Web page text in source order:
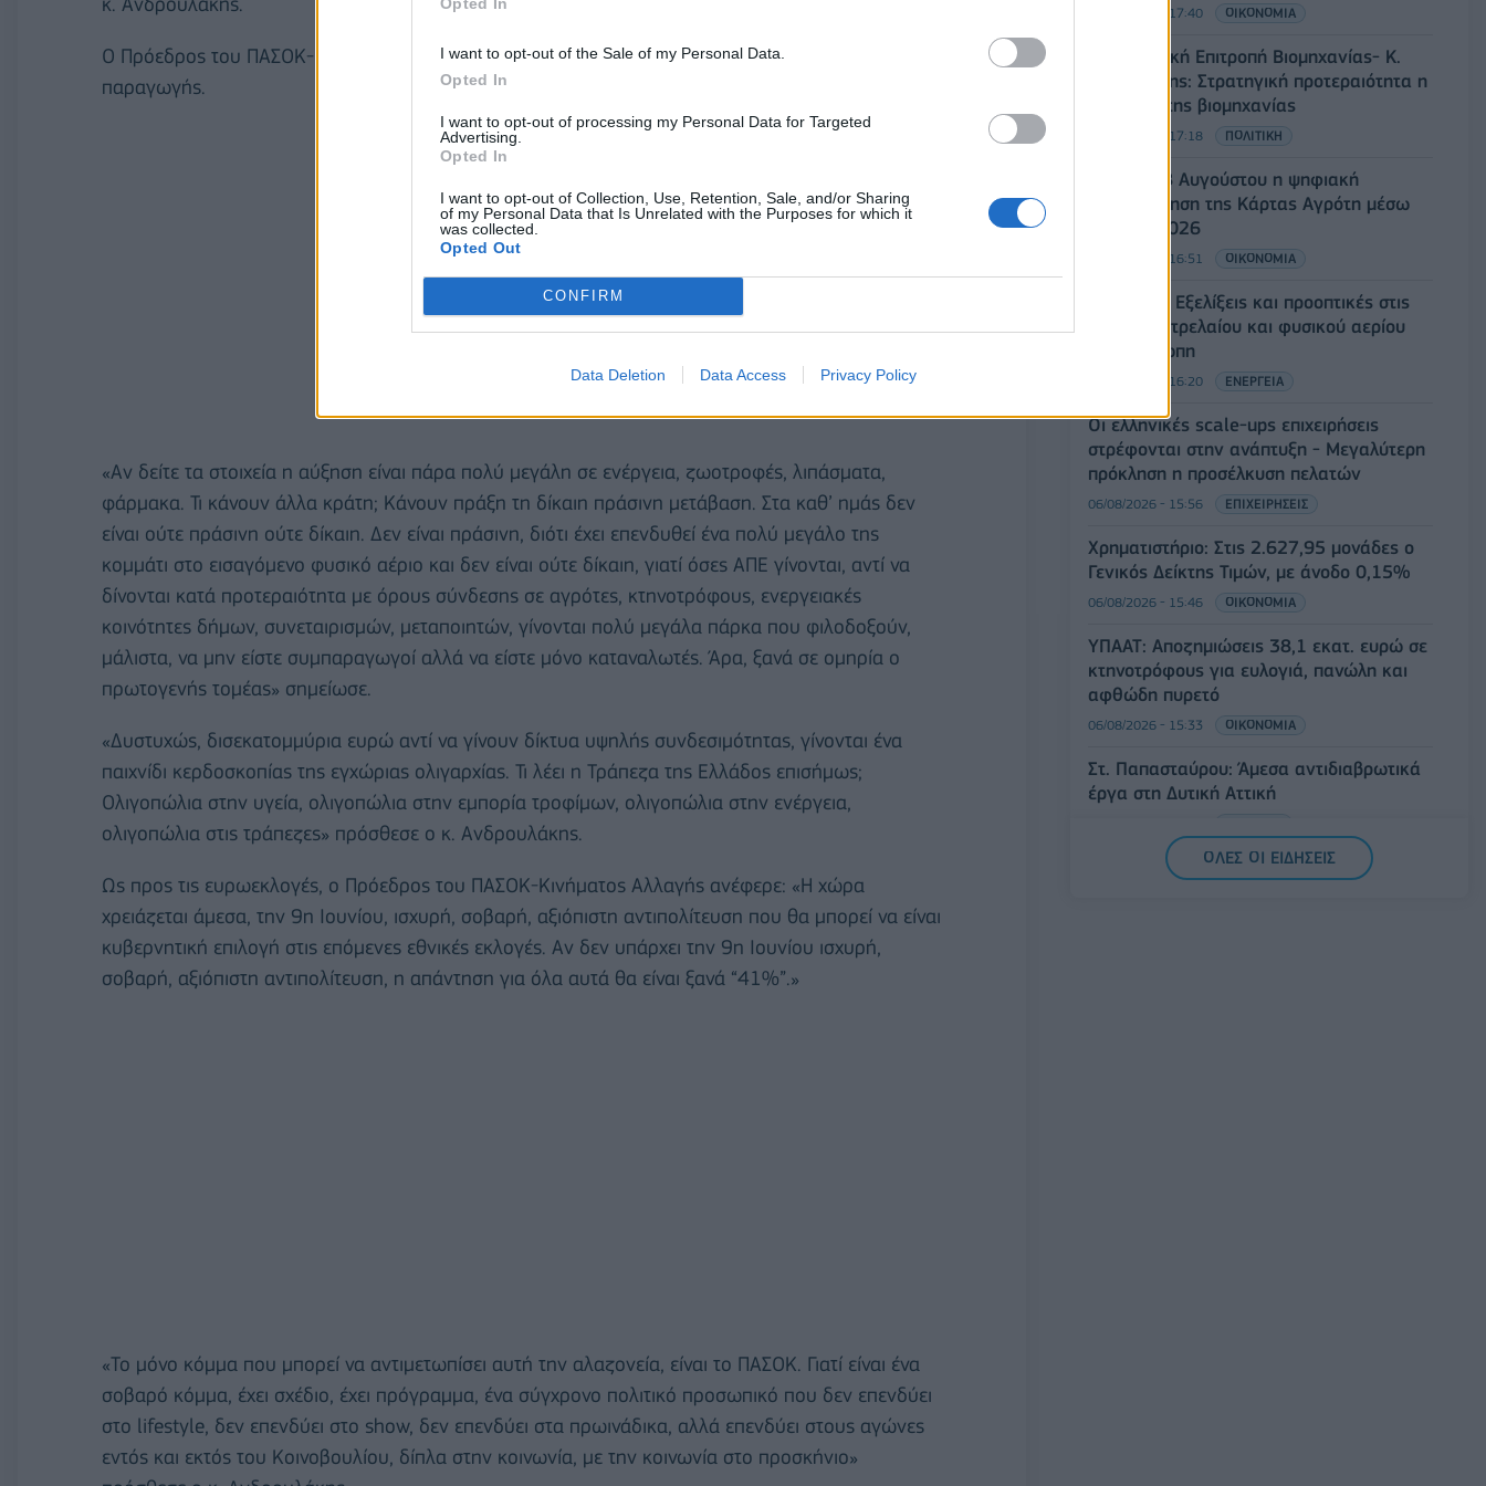
I want to opt-out of the Sale of my Personal Data.
Opted In
I want to opt-out of processing my Personal Data for Targeted
Advertising.
Opted In
I want to opt-out of Collection, Use, Retention, Sale, and/or Sharing
of my Personal Data that Is Unrelated with the Purposes for which it
was collected.
Opted Out
CONFIRM
Data Deletion Data Access Privacy Policy
Ο Πρόεδρος του ΠΑΣΟΚ-Κινήματος Αλλαγής υπογράμμισε τη ραγδαία αύξηση του κόστους
παραγωγής.
«Αν δείτε τα στοιχεία η αύξηση είναι πάρα πολύ μεγάλη σε ενέργεια, ζωοτροφές, λιπάσματα,
φάρμακα. Τι κάνουν άλλα κράτη; Κάνουν πράξη τη δίκαιη πράσινη μετάβαση. Στα καθ’ ημάς δεν
είναι ούτε πράσινη ούτε δίκαιη. Δεν είναι πράσινη, διότι έχει επενδυθεί ένα πολύ μεγάλο της
κομμάτι στο εισαγόμενο φυσικό αέριο και δεν είναι ούτε δίκαιη, γιατί όσες ΑΠΕ γίνονται, αντί να
δίνονται κατά προτεραιότητα με όρους σύνδεσης σε αγρότες, κτηνοτρόφους, ενεργειακές
κοινότητες δήμων, συνεταιρισμών, μεταποιητών, γίνονται πολύ μεγάλα πάρκα που φιλοδοξούν,
μάλιστα, να μην είστε συμπαραγωγοί αλλά να είστε μόνο καταναλωτές. Άρα, ξανά σε ομηρία ο
πρωτογενής τομέας» σημείωσε.
«Δυστυχώς, δισεκατομμύρια ευρώ αντί να γίνουν δίκτυα υψηλής συνδεσιμότητας, γίνονται ένα
παιχνίδι κερδοσκοπίας της εγχώριας ολιγαρχίας. Τι λέει η Τράπεζα της Ελλάδος επισήμως;
Ολιγοπώλια στην υγεία, ολιγοπώλια στην εμπορία τροφίμων, ολιγοπώλια στην ενέργεια,
ολιγοπώλια στις τράπεζες» πρόσθεσε ο κ. Ανδρουλάκης.
Ως προς τις ευρωεκλογές, ο Πρόεδρος του ΠΑΣΟΚ-Κινήματος Αλλαγής ανέφερε: «Η χώρα
χρειάζεται άμεσα, την 9η Ιουνίου, ισχυρή, σοβαρή, αξιόπιστη αντιπολίτευση που θα μπορεί να είναι
κυβερνητική επιλογή στις επόμενες εθνικές εκλογές. Αν δεν υπάρχει την 9η Ιουνίου ισχυρή,
σοβαρή, αξιόπιστη αντιπολίτευση, η απάντηση για όλα αυτά θα είναι ξανά “41%”.»
«Το μόνο κόμμα που μπορεί να αντιμετωπίσει αυτή την αλαζονεία, είναι το ΠΑΣΟΚ. Γιατί είναι ένα
σοβαρό κόμμα, έχει σχέδιο, έχει πρόγραμμα, ένα σύγχρονο πολιτικό προσωπικό που δεν επενδύει
στο lifestyle, δεν επενδύει στο show, δεν επενδύει στα πρωινάδικα, αλλά επενδύει στους αγώνες
εντός και εκτός του Κοινοβουλίου, δίπλα στην κοινωνία, με την κοινωνία στο προσκήνιο»
06/08/2026 - 17:40 ΟΙΚΟΝΟΜΙΑ
Κυβερνητική Επιτροπή Βιομηχανίας- Κ.
Μητσοτάκης: Στρατηγική προτεραιότητα η
ενίσχυση της βιομηχανίας
06/08/2026 - 17:18 ΠΟΛΙΤΙΚΗ
Από τις 28 Αυγούστου η ψηφιακή
ενεργοποίηση της Κάρτας Αγρότη μέσω
της ΕΑΕ 2026
06/08/2026 - 16:51 ΟΙΚΟΝΟΜΙΑ
Eurobank: Εξελίξεις και προοπτικές στις
αγορές πετρελαίου και φυσικού αερίου
στην Ευρώπη
06/08/2026 - 16:20 ΕΝΕΡΓΕΙΑ
Οι ελληνικές scale-ups επιχειρήσεις
στρέφονται στην ανάπτυξη - Μεγαλύτερη
πρόκληση η προσέλκυση πελατών
06/08/2026 - 15:56 ΕΠΙΧΕΙΡΗΣΕΙΣ
Χρηματιστήριο: Στις 2.627,95 μονάδες ο
Γενικός Δείκτης Τιμών, με άνοδο 0,15%
06/08/2026 - 15:46 ΟΙΚΟΝΟΜΙΑ
ΥΠΑΑΤ: Αποζημιώσεις 38,1 εκατ. ευρώ σε
κτηνοτρόφους για ευλογιά, πανώλη και
αφθώδη πυρετό
06/08/2026 - 15:33 ΟΙΚΟΝΟΜΙΑ
Στ. Παπασταύρου: Άμεσα αντιδιαβρωτικά
έργα στη Δυτική Αττική
Συνάλλαγμα: Το ευρώ υποχωρεί κατά
ΟΛΕΣ ΟΙ ΕΙΔΗΣΕΙΣ